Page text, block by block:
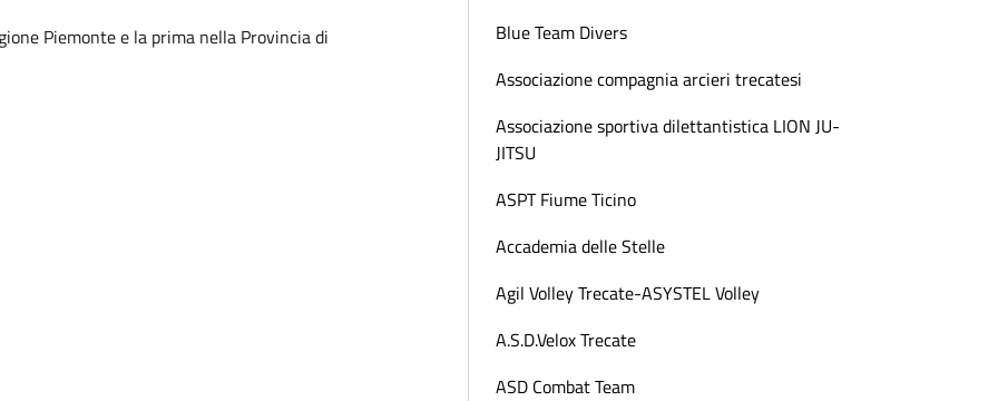
Piemonte e la prima nella Provincia di
Blue Team Divers
Associazione compagnia arcieri trecatesi
Associazione sportiva dilettantistica LION JU-
JITSU
ASPT Fiume Ticino
Accademia delle Stelle
Agil Volley Trecate-ASYSTEL Volley
A.S.D.Velox Trecate
ASD Combat Team